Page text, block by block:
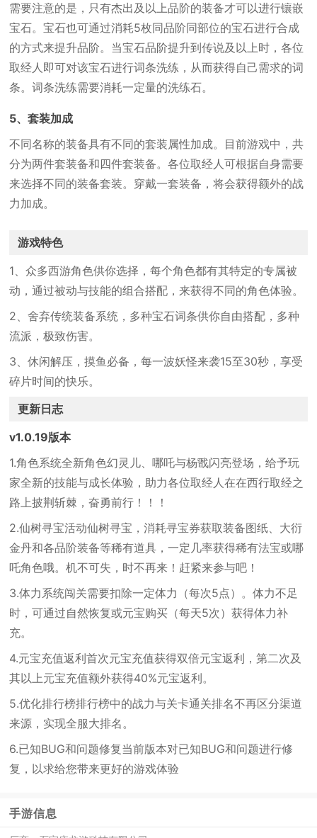
需要注意的是，只有杰出及以上品阶的装备才可以进行镶嵌
宝石。宝石也可通过消耗5枚同品阶同部位的宝石进行合成
的方式来提升品阶。当宝石品阶提升到传说及以上时，各位
取经人即可对该宝石进行词条洗练，从而获得自己需求的词
条。词条洗练需要消耗一定量的洗练石。
5、套装加成
不同名称的装备具有不同的套装属性加成。目前游戏中，共
分为两件套装备和四件套装备。各位取经人可根据自身需要
来选择不同的装备套装。穿戴一套装备，将会获得额外的战
力加成。
游戏特色
1、众多西游角色供你选择，每个角色都有其特定的专属被
动，通过被动与技能的组合搭配，来获得不同的角色体验。
2、舍弃传统装备系统，多种宝石词条供你自由搭配，多种
流派，极致伤害。
3、休闲解压，摸鱼必备，每一波妖怪来袭15至30秒，享受
碎片时间的快乐。
更新日志
v1.0.19版本
1.角色系统全新角色幻灵儿、哪吒与杨戬闪亮登场，给予玩
家全新的技能与成长体验，助力各位取经人在在西行取经之
路上披荆斩棘，奋勇前行！！！
2.仙树寻宝活动仙树寻宝，消耗寻宝券获取装备图纸、大衍
金丹和各品阶装备等稀有道具，一定几率获得稀有法宝或哪
吒角色哦。机不可失，时不再来！赶紧来参与吧！
3.体力系统闯关需要扣除一定体力（每次5点）。体力不足
时，可通过自然恢复或元宝购买（每天5次）获得体力补
充。
4.元宝充值返利首次元宝充值获得双倍元宝返利，第二次及
其以上元宝充值额外获得40%元宝返利。
5.优化排行榜排行榜中的战力与关卡通关排名不再区分渠道
来源，实现全服大排名。
6.已知BUG和问题修复当前版本对已知BUG和问题进行修
复，以求给您带来更好的游戏体验
手游信息